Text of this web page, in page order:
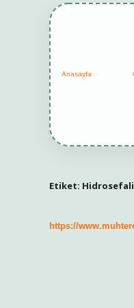
Anasayfa
Etiket: Hidrosefali
https://